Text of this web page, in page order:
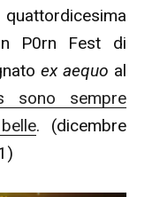
P0rn Fest di
ex aequo al
sono sempre
. (dicembre